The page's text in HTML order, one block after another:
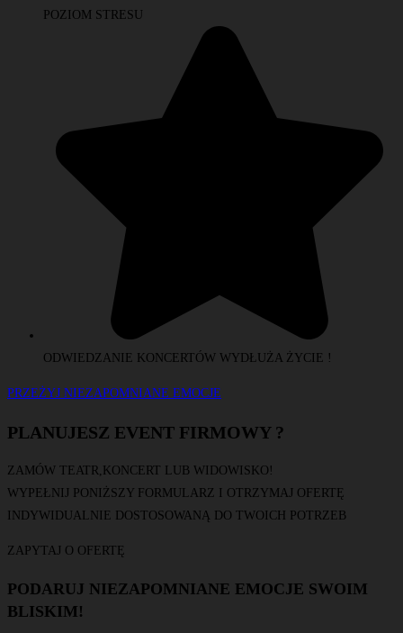
POZIOM STRESU
ODWIEDZANIE KONCERTÓW WYDŁUŻA ŻYCIE !
PRZEŻYJ NIEZAPOMNIANE EMOCJE
PLANUJESZ EVENT FIRMOWY ?
ZAMÓW TEATR,KONCERT LUB WIDOWISKO!
WYPEŁNIJ PONIŻSZY FORMULARZ I OTRZYMAJ OFERTĘ
INDYWIDUALNIE DOSTOSOWANĄ DO TWOICH POTRZEB
ZAPYTAJ O OFERTĘ
PODARUJ NIEZAPOMNIANE EMOCJE SWOIM
BLISKIM!